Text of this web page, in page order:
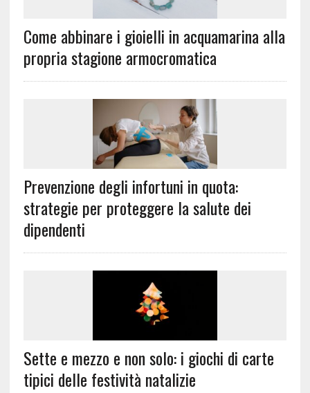
Come abbinare i gioielli in acquamarina alla
propria stagione armocromatica
Prevenzione degli infortuni in quota:
strategie per proteggere la salute dei
dipendenti
Sette e mezzo e non solo: i giochi di carte
tipici delle festività natalizie